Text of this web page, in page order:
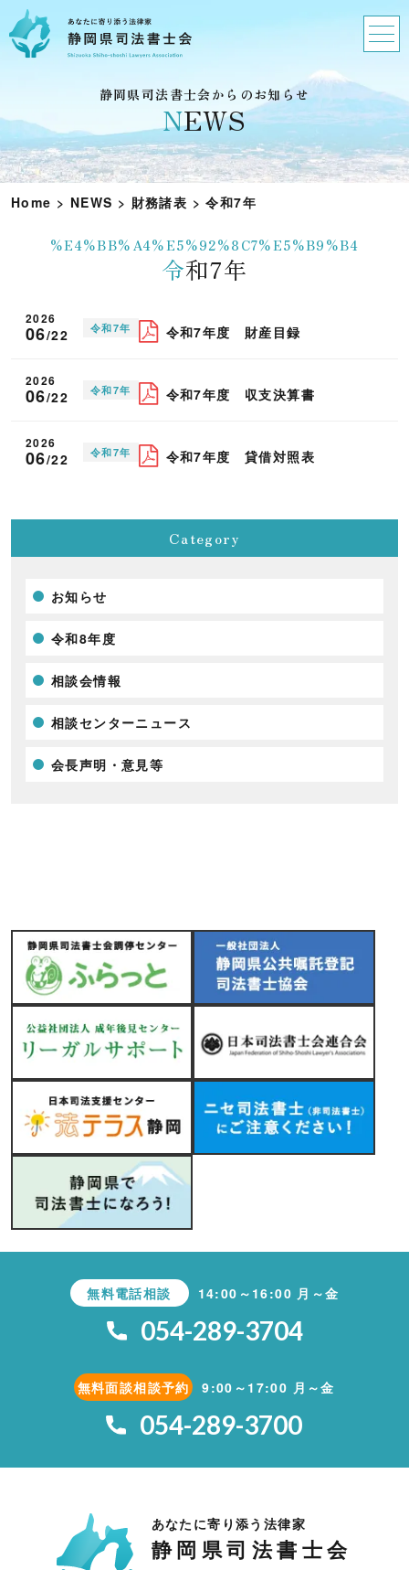
静岡県司法書士会からのお知らせ
NEWS
Home > NEWS > 財務諸表 >令和7年
%E4%BB%A4%E5%92%8C7%E5%B9%B4
令和7年
2026
06/22 令和7年 令和7年度 財産目録
2026
06/22 令和7年 令和7年度 収支決算書
2026
06/22 令和7年 令和7年度 貸借対照表
Category
お知らせ
令和8年度
相談会情報
相談センターニュース
会長声明・意見等
無料電話相談 14:00～16:00 月～金
054-289-3704
無料面談相談予約 9:00～17:00 月～金
054-289-3700
あなたに寄り添う法律家
静岡県司法書士会